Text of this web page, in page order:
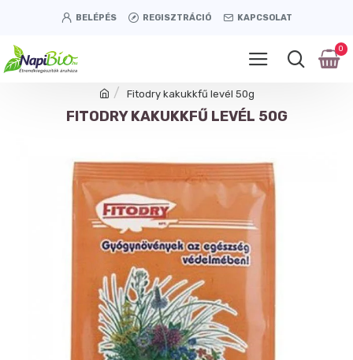
BELÉPÉS REGISZTRÁCIÓ KAPCSOLAT
0
Fitodry kakukkfű levél 50g
FITODRY KAKUKKFŰ LEVÉL 50G